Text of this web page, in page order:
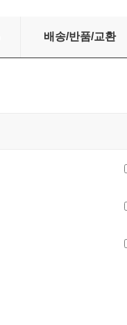
배송/반품/교환